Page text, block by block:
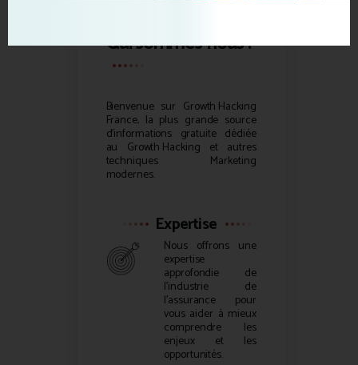
Qui sommes-nous ?
Bienvenue sur Growth Hacking
France, la plus grande source
d’informations gratuite dédiée
au Growth Hacking et autres
techniques Marketing
modernes.
Expertise
Nous offrons une
expertise
approfondie de
l’industrie de
l’assurance pour
vous aider à mieux
comprendre les
enjeux et les
opportunités.